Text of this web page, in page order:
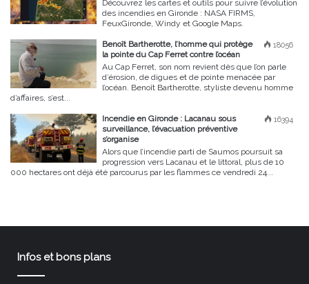
Découvrez les cartes et outils pour suivre l’évolution
des incendies en Gironde : NASA FIRMS,
FeuxGironde, Windy et Google Maps.
18056
Benoît Bartherotte, l’homme qui protège
la pointe du Cap Ferret contre l’océan
Au Cap Ferret, son nom revient dès que l’on parle
d’érosion, de digues et de pointe menacée par
l’océan. Benoît Bartherotte, styliste devenu homme
d’affaires, s’est...
16394
Incendie en Gironde : Lacanau sous
surveillance, l’évacuation préventive
s’organise
Alors que l’incendie parti de Saumos poursuit sa
progression vers Lacanau et le littoral, plus de 10
000 hectares ont déjà été parcourus par les flammes ce vendredi 24...
Infos et bons plans